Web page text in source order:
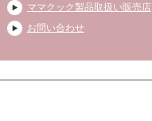
ママクック製品取扱い販売店
お問い合わせ